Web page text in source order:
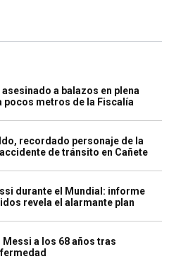
a balazos en plena
pocos metros de la Fiscalía
recordado personaje de la
de tránsito en Cañete
durante el Mundial: informe
revela el alarmante plan
a los 68 años tras